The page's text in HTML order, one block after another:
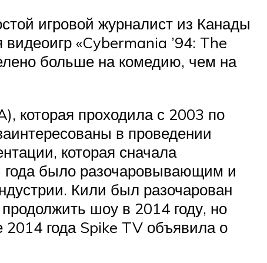
игровой журналист из Канады
«Cybermania ’94: The
больше на комедию, чем на
которая проходила с 2003 по
в проведении
которая сначала
года было разочаровывающим и
Кили был разочарован
шоу в 2014 году, но
года Spike TV объявила о